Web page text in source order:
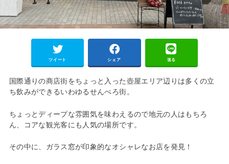
ツイート シェア 送る
国際通りの商店街をちょっと入った壺屋エリア辺りは多くの立
ち飲みができるいわゆるせんべろ街。
ちょっとディープな雰囲気を味わえるので地元の人はもちろ
ん、コアな観光客にも人気の場所です。
その中に、ガラス窓が印象的なオシャレなお店を発見！